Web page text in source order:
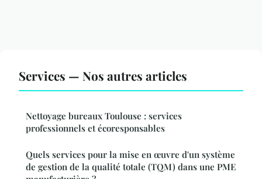
Services — Nos autres articles
Nettoyage bureaux Toulouse : services
professionnels et écoresponsables
Quels services pour la mise en œuvre d'un système
de gestion de la qualité totale (TQM) dans une PME